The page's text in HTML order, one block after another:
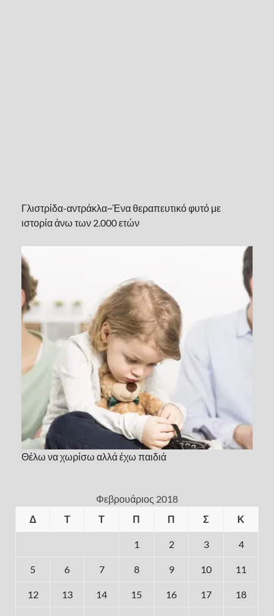
Γλιστρίδα-αντράκλα~Ένα θεραπευτικό φυτό με
ιστορία άνω των 2.000 ετών
Θέλω να χωρίσω αλλά έχω παιδιά
Φεβρουάριος 2018
Δ
Τ Τ Π Π Σ Κ
1 2 3 4
5 6 7 8 9 10 11
12 13 14 15 16 17 18